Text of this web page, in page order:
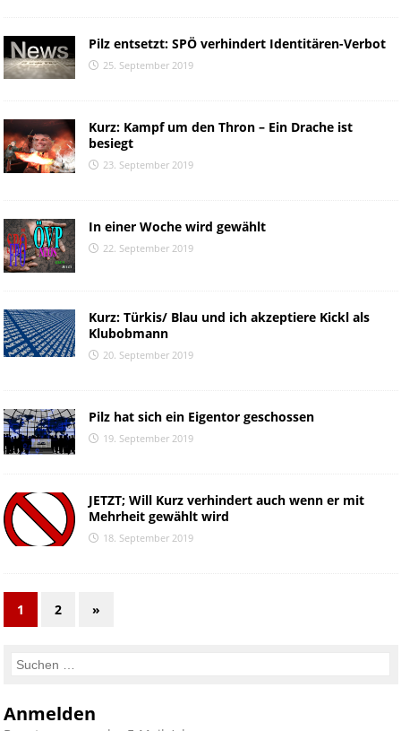
Pilz entsetzt: SPÖ verhindert Identitären-Verbot
25. September 2019
Kurz: Kampf um den Thron – Ein Drache ist
besiegt
23. September 2019
In einer Woche wird gewählt
22. September 2019
Kurz: Türkis/ Blau und ich akzeptiere Kickl als
Klubobmann
20. September 2019
Pilz hat sich ein Eigentor geschossen
19. September 2019
JETZT; Will Kurz verhindert auch wenn er mit
Mehrheit gewählt wird
18. September 2019
1 2 »
Anmelden